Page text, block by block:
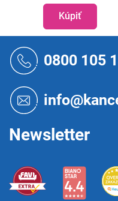
Kúpiť
0800 105
Newsletter